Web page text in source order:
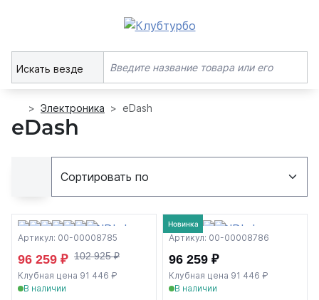
Искать везде
Электроника eDash
eDash
Артикул: 00-00008785
96 259 ₽ 102 925 ₽
Клубная цена 91 446 ₽
В наличии
Новинка
Артикул: 00-00008786
96 259 ₽
Клубная цена 91 446 ₽
В наличии